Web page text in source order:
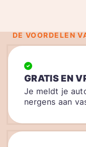
DE VOORDELEN
GRATIS EN
Je meldt je
nergens aan